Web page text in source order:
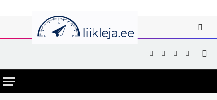
Facebook
X
(Twitter)
Instagram
YouTube